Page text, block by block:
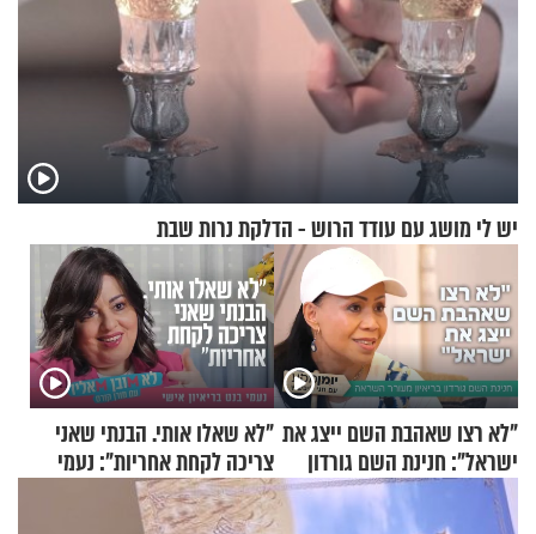
יש לי מושג עם עודד הרוש - הדלקת נרות שבת
"לא רצו שאהבת השם ייצג את
ישראל": חנינת השם גורדון
בריאיון מעורר השראה
"לא שאלו אותי. הבנתי שאני
צריכה לקחת אחריות": נעמי
בנט בריאיון אישי